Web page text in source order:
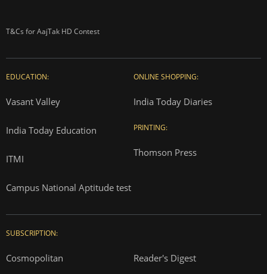
T&Cs for AajTak HD Contest
EDUCATION:
Vasant Valley
India Today Education
ITMI
Campus National Aptitude test
ONLINE SHOPPING:
India Today Diaries
PRINTING:
Thomson Press
SUBSCRIPTION:
Cosmopolitan Reader's Digest